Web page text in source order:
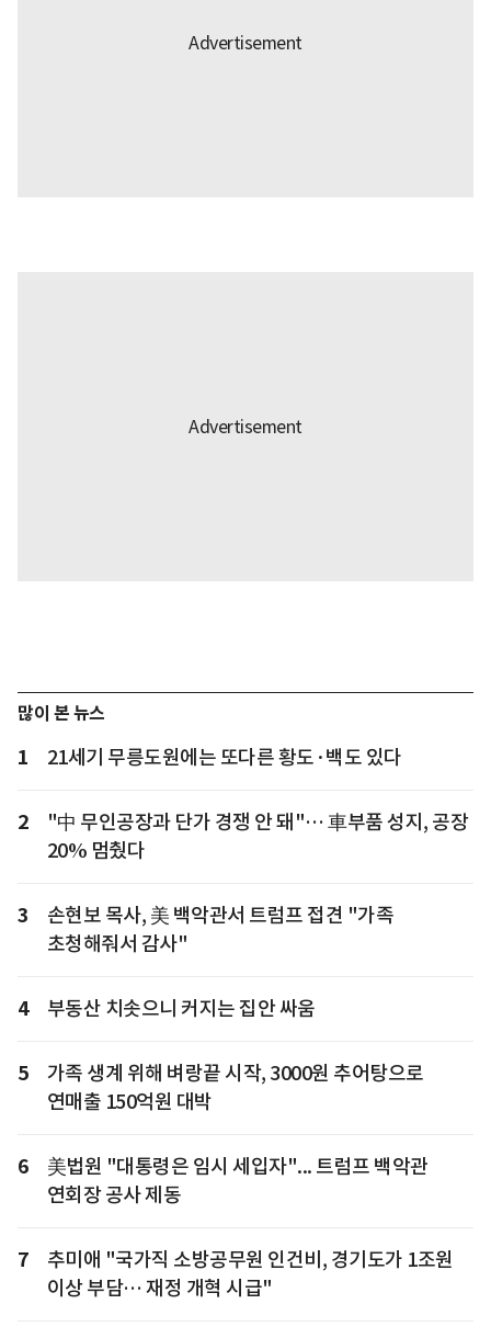
많이 본 뉴스
1 21세기 무릉도원에는 또다른 황도·백도 있다
2
"中 무인공장과 단가 경쟁 안 돼"… 車부품 성지, 공장
20% 멈췄다
3
손현보 목사, 美 백악관서 트럼프 접견 "가족
초청해줘서 감사"
4 부동산 치솟으니 커지는 집안 싸움
5
가족 생계 위해 벼랑끝 시작, 3000원 추어탕으로
연매출 150억원 대박
6
美법원 "대통령은 임시 세입자"... 트럼프 백악관
연회장 공사 제동
7
추미애 "국가직 소방공무원 인건비, 경기도가 1조원
이상 부담… 재정 개혁 시급"